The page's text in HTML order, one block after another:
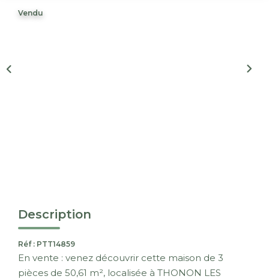
Vendu
Description
Réf : PTT14859
En vente : venez découvrir cette maison de 3
pièces de 50,61 m², localisée à THONON LES